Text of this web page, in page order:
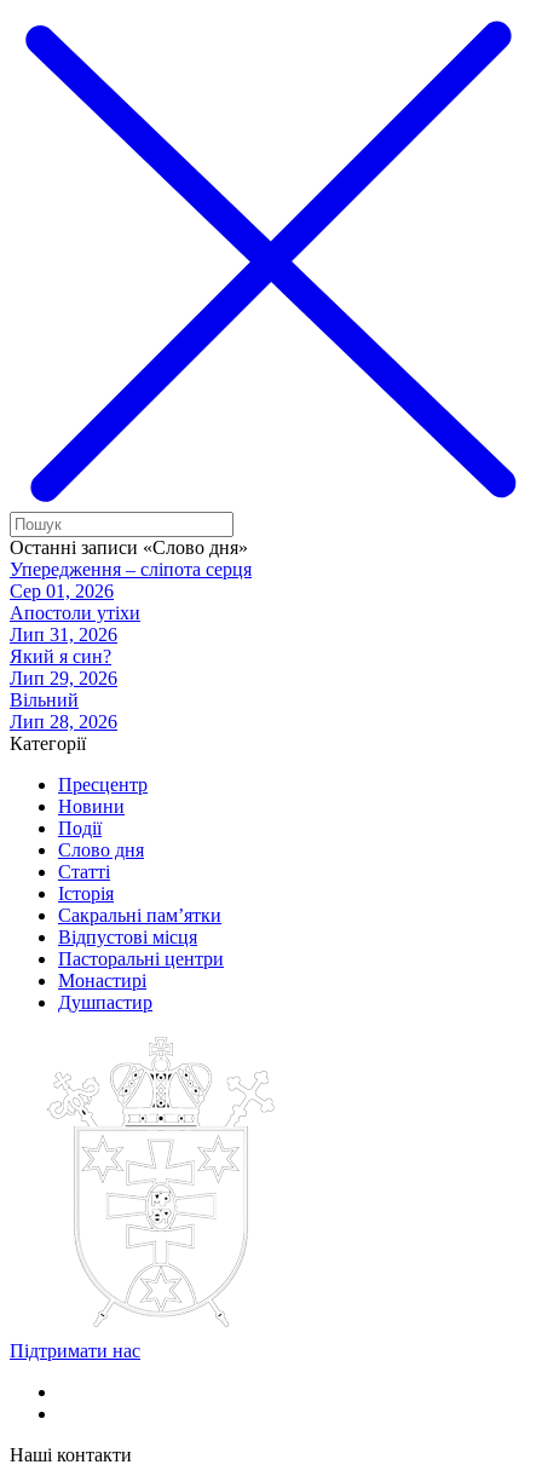
Останні записи «Слово дня»
Упередження – сліпота серця
Сер 01, 2026
Апостоли утіхи
Лип 31, 2026
Який я син?
Лип 29, 2026
Вільний
Лип 28, 2026
Категорії
Пресцентр
Новини
Події
Слово дня
Статті
Історія
Сакральні пам’ятки
Відпустові місця
Пасторальні центри
Монастирі
Душпастир
Підтримати нас
Наші контакти